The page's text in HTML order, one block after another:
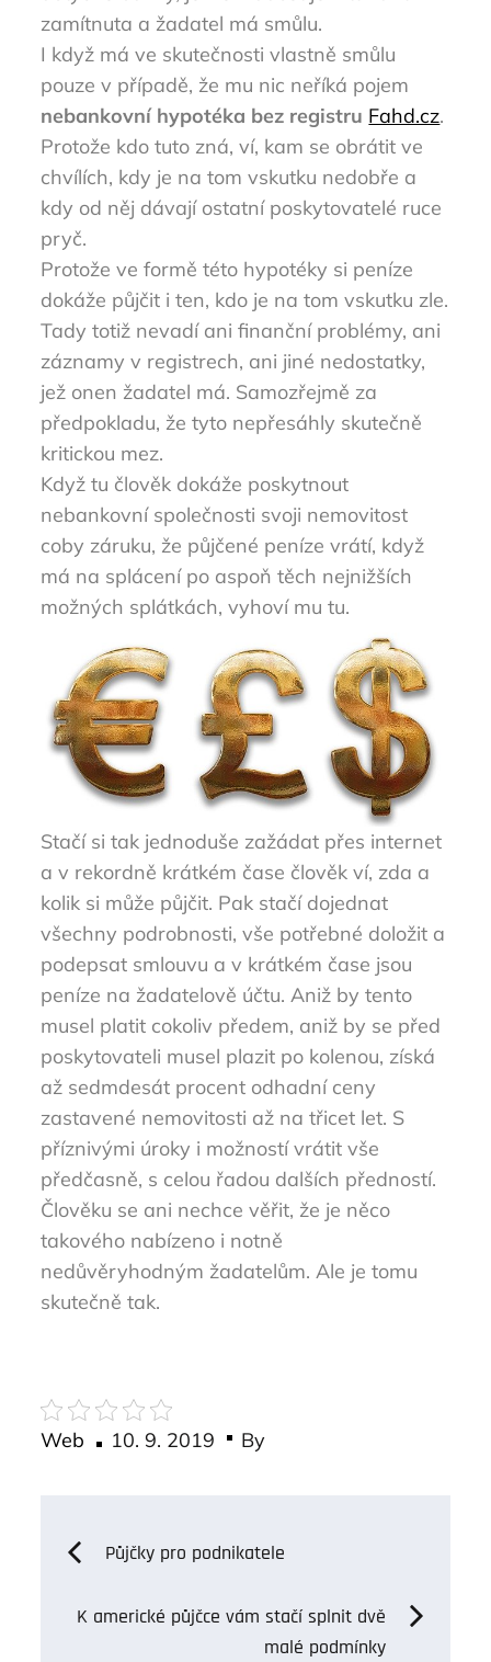
zamítnuta a žadatel má smůlu.
I když má ve skutečnosti vlastně smůlu
pouze v případě, že mu nic neříká pojem
nebankovní hypotéka bez registru Fahd.cz.
Protože kdo tuto zná, ví, kam se obrátit ve
chvílích, kdy je na tom vskutku nedobře a
kdy od něj dávají ostatní poskytovatelé ruce
pryč.
Protože ve formě této hypotéky si peníze
dokáže půjčit i ten, kdo je na tom vskutku zle.
Tady totiž nevadí ani finanční problémy, ani
záznamy v registrech, ani jiné nedostatky,
jež onen žadatel má. Samozřejmě za
předpokladu, že tyto nepřesáhly skutečně
kritickou mez.
Když tu člověk dokáže poskytnout
nebankovní společnosti svoji nemovitost
coby záruku, že půjčené peníze vrátí, když
má na splácení po aspoň těch nejnižších
možných splátkách, vyhoví mu tu.
Stačí si tak jednoduše zažádat přes internet
a v rekordně krátkém čase člověk ví, zda a
kolik si může půjčit. Pak stačí dojednat
všechny podrobnosti, vše potřebné doložit a
podepsat smlouvu a v krátkém čase jsou
peníze na žadatelově účtu. Aniž by tento
musel platit cokoliv předem, aniž by se před
poskytovateli musel plazit po kolenou, získá
až sedmdesát procent odhadní ceny
zastavené nemovitosti až na třicet let. S
příznivými úroky i možností vrátit vše
předčasně, s celou řadou dalších předností.
Člověku se ani nechce věřit, že je něco
takového nabízeno i notně
nedůvěryhodným žadatelům. Ale je tomu
skutečně tak.
Web
Posted
10. 9. 2019 By
Navigace
pro
Půjčky pro podnikatele
K americké půjčce vám stačí splnit dvě
malé podmínky